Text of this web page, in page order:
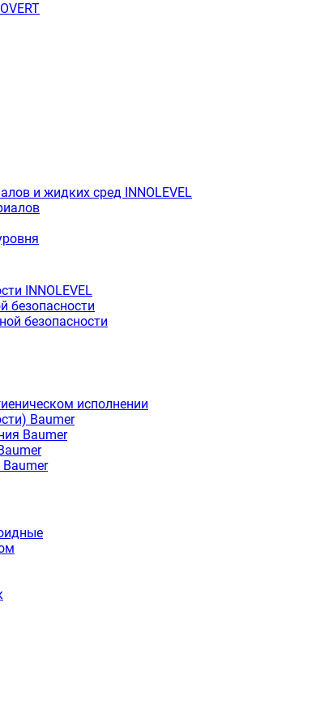
и жидких сред INNOLEVEL
INNOLEVEL
безопасности
безопасности
исполнении
Baumer
Baumer